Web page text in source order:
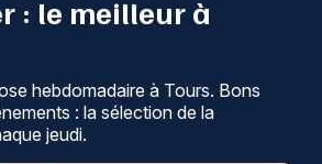
: le meilleur à
hebdomadaire à Tours. Bons
: la sélection de la
jeudi.